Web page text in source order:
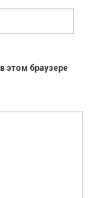
этом браузере